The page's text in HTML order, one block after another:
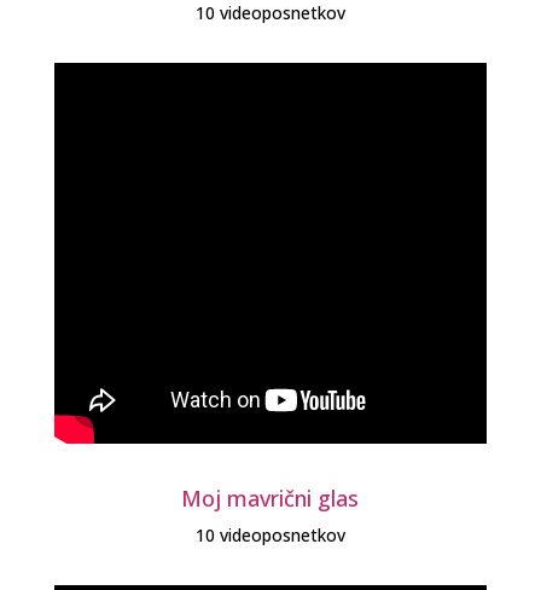
10 videoposnetkov
Moj mavrični glas
10 videoposnetkov